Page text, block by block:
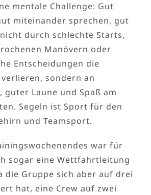
mentale Challenge: Gut
miteinander sprechen, gut
durch schlechte Starts,
Manövern oder
Entscheidungen die
sondern an
guter Laune und Spaß am
Segeln ist Sport für den
und Teamsport.
war für
sogar eine Wettfahrtleitung
die Gruppe sich aber auf drei
hat, eine Crew auf zwei